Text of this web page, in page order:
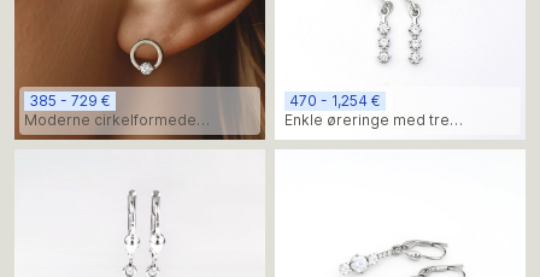
385 - 729 €
Moderne cirkelformede
diamantøreringe
470 - 1,254 €
Enkle øreringe med tre
diamanter